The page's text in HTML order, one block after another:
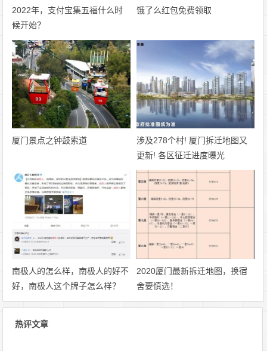
2022年，支付宝集五福什么时
候开始？
饿了么红包免费领取
厦门景点之钟鼓索道
涉及278个村! 厦门拆迁地图又
更新! 各区征迁进度曝光
南极人的怎么样，南极人的好不
好，南极人这个牌子怎么样？
2020厦门最新拆迁地图，换宿
舍要慎选！
热评文章